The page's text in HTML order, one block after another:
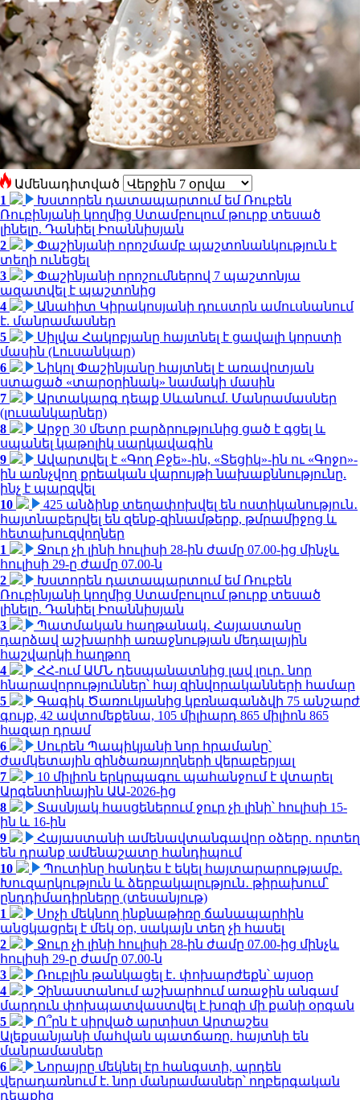
Ամենադիտված
1
Խստորեն դատապարտում եմ Ռուբեն
Ռուբինյանի կողմից Ստամբուլում թուրք տեսած
լինելը. Դանիել Իոաննիսյան
2
Փաշինյանի որոշմամբ պաշտոնանկություն է
տեղի ունեցել
3
Փաշինյանի որոշումներով 7 պաշտոնյա
ազատվել է պաշտոնից
4
Անահիտ Կիրակոսյանի դուստրն ամուսնանում
է. մանրամասներ
5
Սիլվա Հակոբյանը հայտնել է ցավալի կորստի
մասին (Լուսանկար)
6
Նիկոլ Փաշինյանը հայտնել է առավոտյան
ստացած «տարօրինակ» նամակի մասին
7
Արտակարգ դեպք Սևանում. Մանրամասներ
(լուսանկարներ)
8
Արջը 30 մետր բարձրությունից ցած է գցել և
սպանել կաթոլիկ սարկավագին
9
Ավարտվել է «Գող Բջե»-ին, «Տեցիկ»-ին ու «Գոջո»-
ին առնչվող քրեական վարույթի նախաքննությունը.
ինչ է պարզվել
10
425 անձինք տեղափոխվել են ոստիկանություն․
հայտնաբերվել են զենք-զինամթերք, թմրամիջոց և
հետախուզվողներ
1
Ջուր չի լինի հուլիսի 28-ին ժամը 07.00-ից մինչև
հուլիսի 29-ը ժամը 07.00-ն
2
Խստորեն դատապարտում եմ Ռուբեն
Ռուբինյանի կողմից Ստամբուլում թուրք տեսած
լինելը. Դանիել Իոաննիսյան
3
Պատմական հաղթանակ․ Հայաստանը
դարձավ աշխարհի առաջնության մեդալային
հաշվարկի հաղթող
4
ՀՀ-ում ԱՄՆ դեսպանատնից լավ լուր․ նոր
հնարավորություններ՝ հայ զինվորականների համար
5
Գագիկ Ծառուկյանից կբռնագանձվի 75 անշարժ
գույք, 42 ավտոմեքենա, 105 միլիարդ 865 միլիոն 865
հազար դրամ
6
Սուրեն Պապիկյանի նոր հրամանը՝
ժամկետային զինծառայողների վերաբերյալ
7
10 միլիոն երկրպագու պահանջում է վտարել
Արգենտինային ԱԱ-2026-ից
8
Տասնյակ հասցեներում ջուր չի լինի՝ հուլիսի 15-
ին և 16-ին
9
Հայաստանի ամենավտանգավոր օձերը. որտեղ
են դրանք ամենաշատը հանդիպում
10
Պուտինը հանդես է եկել հայտարարությամբ.
Խուզարկություն և ձերբակալություն․ թիրախում՝
ընդդիմադիրները (տեսանյութ)
1
Սոչի մեկնող ինքնաթիռը ճանապարհին
անցկացրել է մեկ օր, սակայն տեղ չի հասել
2
Ջուր չի լինի հուլիսի 28-ին ժամը 07.00-ից մինչև
հուլիսի 29-ը ժամը 07.00-ն
3
Ռուբլին թանկացել է․ փոխարժեքն՝ այսօր
4
Չինաստանում աշխարհում առաջին անգամ
մարդուն փոխպատվաստվել է խոզի մի քանի օրգան
5
Ո՞րն է սիրված արտիստ Արտաշես
Ալեքսանյանի մահվան պատճառը. հայտնի են
մանրամասներ
6
Նորայրը մեկնել էր հանգստի, արդեն
վերադառնում է. նոր մանրամասներ՝ ողբերգական
դեպքից